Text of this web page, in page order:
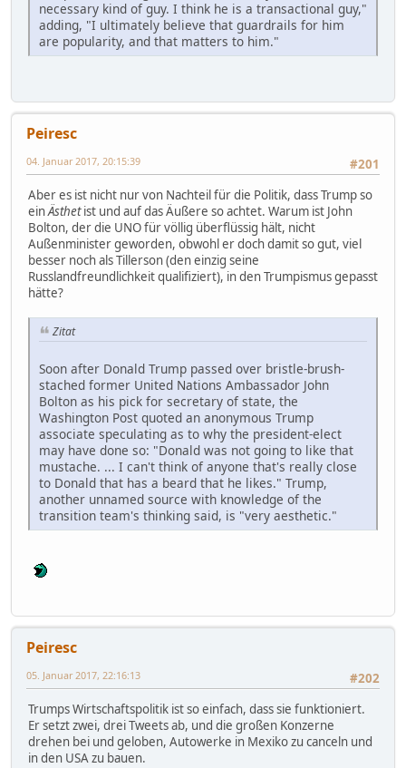
necessary kind of guy. I think he is a transactional guy,"
adding, "I ultimately believe that guardrails for him
are popularity, and that matters to him."
Peiresc
#201
04. Januar 2017, 20:15:39
Aber es ist nicht nur von Nachteil für die Politik, dass Trump so
einÄsthetist und auf das Äußere so achtet. Warum ist John
Bolton, der die UNO für völlig überflüssig hält, nicht
Außenminister geworden, obwohl er doch damit so gut, viel
besser noch als Tillerson (den einzig seine
Russlandfreundlichkeit qualifiziert), in den Trumpismus gepasst
hätte?
Zitat
Soon after Donald Trump passed over bristle-brush-
stached former United Nations Ambassador John
Bolton as his pick for secretary of state, the
Washington Post quoted an anonymous Trump
associate speculating as to why the president-elect
may have done so: "Donald was not going to like that
mustache. ... I can't think of anyone that's really close
to Donald that has a beard that he likes." Trump,
another unnamed source with knowledge of the
transition team's thinking said, is "very aesthetic."
Peiresc
#202
05. Januar 2017, 22:16:13
Trumps Wirtschaftspolitik ist so einfach, dass sie funktioniert.
Er setzt zwei, drei Tweets ab, und die großen Konzerne
drehen bei und geloben, Autowerke in Mexiko zu canceln und
in den USA zu bauen.